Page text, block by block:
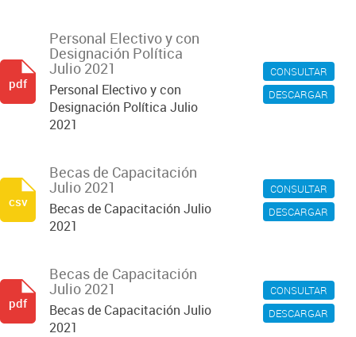
CONSULTAR
DESCARGAR
Personal Electivo y con
Designación Política
Julio 2021
Personal Electivo y con
Designación Política Julio
2021
pdf
CONSULTAR
DESCARGAR
Becas de Capacitación
Julio 2021
Becas de Capacitación Julio
2021
csv
CONSULTAR
DESCARGAR
Becas de Capacitación
Julio 2021
Becas de Capacitación Julio
2021
pdf